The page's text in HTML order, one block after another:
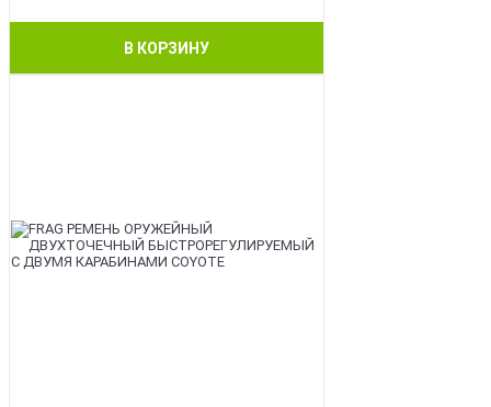
В КОРЗИНУ